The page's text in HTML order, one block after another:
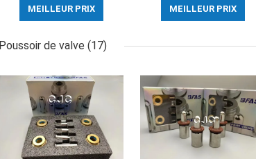
pièces de rechange de
marteau
MEILLEUR PRIX
SB-81 de joint d'unité
centrale de TPFE FKM
MEILLEUR PRIX
Poussoir de valve (17)